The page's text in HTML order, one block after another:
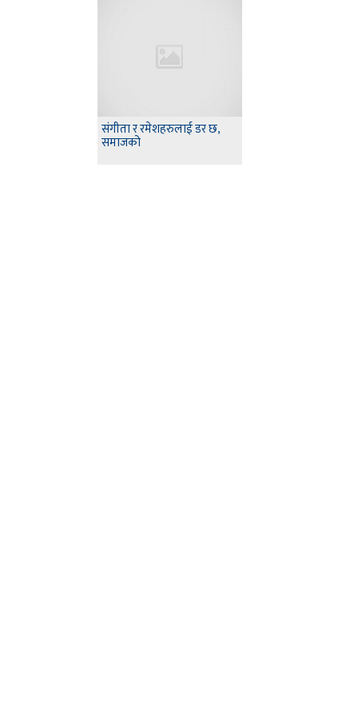
संगीता र रमेशहरुलाई डर छ,
समाजको